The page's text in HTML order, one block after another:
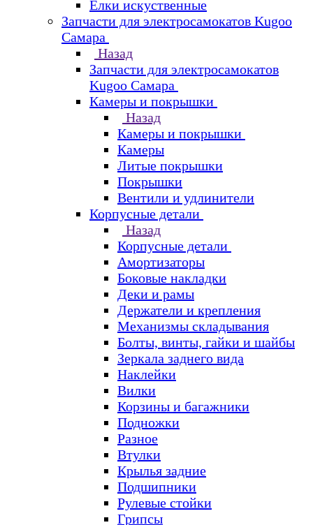
Ёлки искуственные
Запчасти для электросамокатов Kugoo
Самара
Назад
Запчасти для электросамокатов
Kugoo Самара
Камеры и покрышки
Назад
Камеры и покрышки
Камеры
Литые покрышки
Покрышки
Вентили и удлинители
Корпусные детали
Назад
Корпусные детали
Амортизаторы
Боковые накладки
Деки и рамы
Держатели и крепления
Механизмы складывания
Болты, винты, гайки и шайбы
Зеркала заднего вида
Наклейки
Вилки
Корзины и багажники
Подножки
Разное
Втулки
Крылья задние
Подшипники
Рулевые стойки
Грипсы